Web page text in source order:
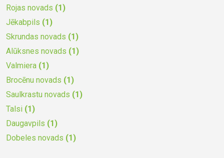
Rojas novads (1)
Jēkabpils (1)
Skrundas novads (1)
Alūksnes novads (1)
Valmiera (1)
Brocēnu novads (1)
Saulkrastu novads (1)
Talsi (1)
Daugavpils (1)
Dobeles novads (1)